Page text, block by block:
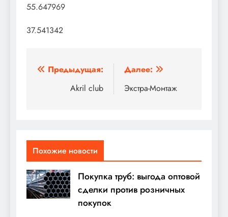
55.647969
37.541342
Навигация
Предыдущая:
Akril club
Далее:
Экстра-Монтаж
Похожие новости
Покупка труб: выгода оптовой
сделки против розничных
покупок